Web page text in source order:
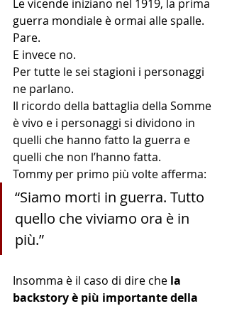
Le vicende iniziano nel 1919, la prima
guerra mondiale è ormai alle spalle.
Pare.
E invece no.
Per tutte le sei stagioni i personaggi
ne parlano.
Il ricordo della battaglia della Somme
è vivo e i personaggi si dividono in
quelli che hanno fatto la guerra e
quelli che non l’hanno fatta.
Tommy per primo più volte afferma:
“Siamo morti in guerra. Tutto
quello che viviamo ora è in
più.”
Insomma è il caso di dire che la
backstory è più importante della